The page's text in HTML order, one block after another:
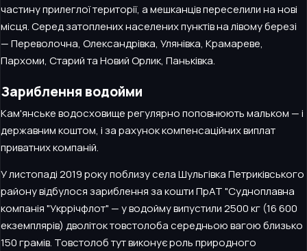
частину прилеглої території, а мешканців переселили на нові
місця. Серед затоплених населених пунктів на лівому березі
— Переволочна, Олександрівка, Улянівка, Крамареве,
Пархоми, Старий та Новий Орлик, Паньківка.
Зариблення водойми
Кам'янське водосховище регулярно поповнюють мальком — і
державним коштом, і за рахунок компенсаційних виплат
приватних компаній.
У листопаді 2019 року поблизу села Шульгівка Петриківського
району відбулося зариблення за кошти ПрАТ "Судноплавна
компанія "Укррічфлот" — у водойму випустили 2500 кг (16 600
екземплярів) дволіток товстолоба середньою вагою близько
150 грамів. Товстолоб тут виконує роль природного